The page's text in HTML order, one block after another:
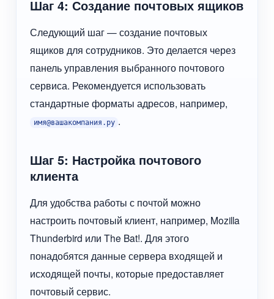
Шаг 4: Создание почтовых ящиков
Следующий шаг — создание почтовых
ящиков для сотрудников. Это делается через
панель управления выбранного почтового
сервиса. Рекомендуется использовать
стандартные форматы адресов, например,
имя@вашакомпания.ру .
Шаг 5: Настройка почтового
клиента
Для удобства работы с почтой можно
настроить почтовый клиент, например, Mozilla
Thunderbird или The Bat!. Для этого
понадобятся данные сервера входящей и
исходящей почты, которые предоставляет
почтовый сервис.